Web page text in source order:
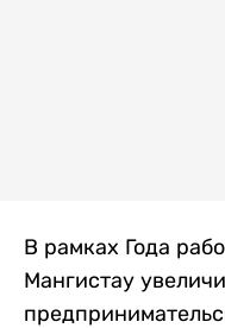
В рамках Года
Мангистау